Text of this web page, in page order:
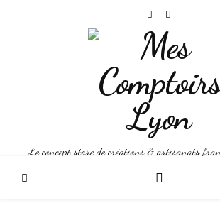
Le concept store de créations & artisanats